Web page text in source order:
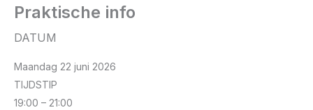
Praktische info
DATUM
Maandag 22 juni 2026
TIJDSTIP
19:00 – 21:00